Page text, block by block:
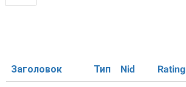
Заголовок Тип Nid Rating